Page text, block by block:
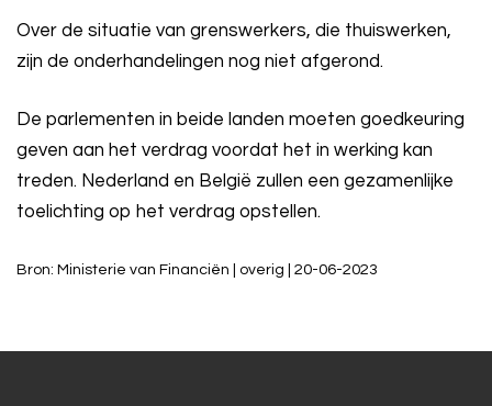
Over de situatie van grenswerkers, die thuiswerken,
zijn de onderhandelingen nog niet afgerond.
De parlementen in beide landen moeten goedkeuring
geven aan het verdrag voordat het in werking kan
treden. Nederland en België zullen een gezamenlijke
toelichting op het verdrag opstellen.
Bron: Ministerie van Financiën | overig | 20-06-2023